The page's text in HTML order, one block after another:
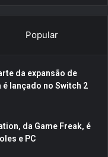
Popular
da expansão de
lançado no Switch 2
da Game Freak, é
e PC